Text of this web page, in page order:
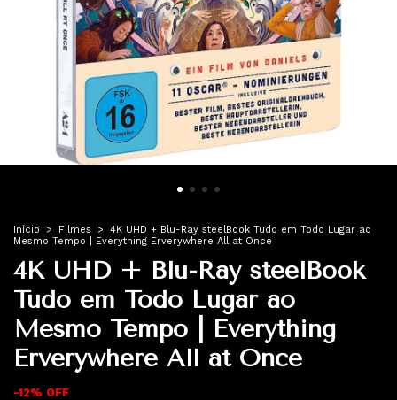
Início > Filmes >
4K UHD + Blu-Ray steelBook Tudo em Todo Lugar ao
Mesmo Tempo | Everything Erverywhere All at Once
4K UHD + Blu-Ray steelBook
Tudo em Todo Lugar ao
Mesmo Tempo | Everything
Erverywhere All at Once
-12% OFF